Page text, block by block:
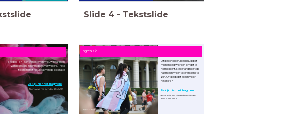
Slide 4 - Tekstslide
Freddie (17) is in transitie van vrouw naar man.
Zijn borsten zijn inmiddels verwijderd. Trots
toont hij het resultaat van de operatie.
Bekijk hier het fragment
Bron: Love me gender 2016 EO
agressie
Foto: Delia Giandeini
Uitgescholden, bespuugd of
mishandeld worden omdat je
homo bent. Nederland heeft de
naam een vrij en tolerant land te
zijn. Of geldt dat alleen voor
hetero's?
Bekijk hier het fragment
Bron: Ellie aan de verkeerde kant
2019 AVROTROS